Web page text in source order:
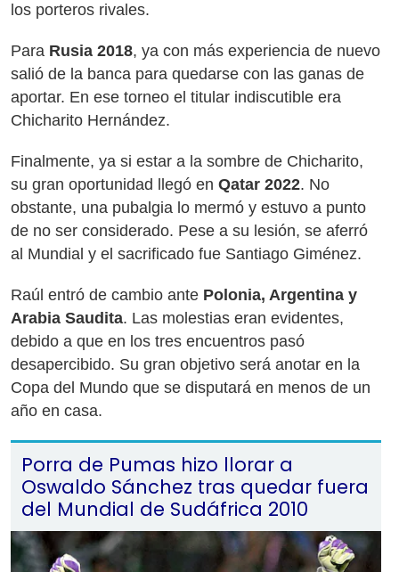
los porteros rivales.
Para Rusia 2018, ya con más experiencia de nuevo
salió de la banca para quedarse con las ganas de
aportar. En ese torneo el titular indiscutible era
Chicharito Hernández.
Finalmente, ya si estar a la sombre de Chicharito,
su gran oportunidad llegó en Qatar 2022. No
obstante, una pubalgia lo mermó y estuvo a punto
de no ser considerado. Pese a su lesión, se aferró
al Mundial y el sacrificado fue Santiago Giménez.
Raúl entró de cambio ante Polonia, Argentina y
Arabia Saudita. Las molestias eran evidentes,
debido a que en los tres encuentros pasó
desapercibido. Su gran objetivo será anotar en la
Copa del Mundo que se disputará en menos de un
año en casa.
Porra de Pumas hizo llorar a
Oswaldo Sánchez tras quedar fuera
del Mundial de Sudáfrica 2010